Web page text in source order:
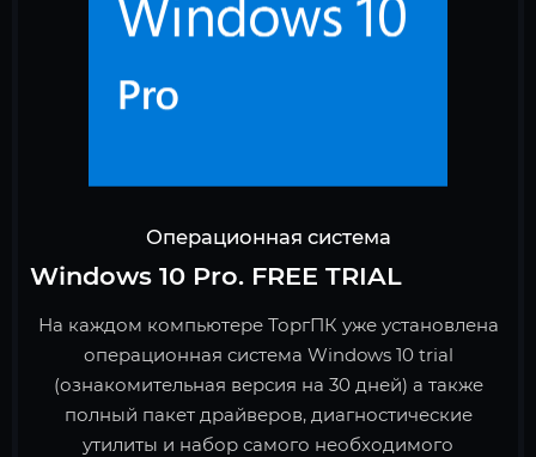
Операционная система
Windows 10 Pro. FREE TRIAL
На каждом компьютере ТоргПК уже установлена
операционная система Windows 10 trial
(ознакомительная версия на 30 дней) а также
полный пакет драйверов, диагностические
утилиты и набор самого необходимого